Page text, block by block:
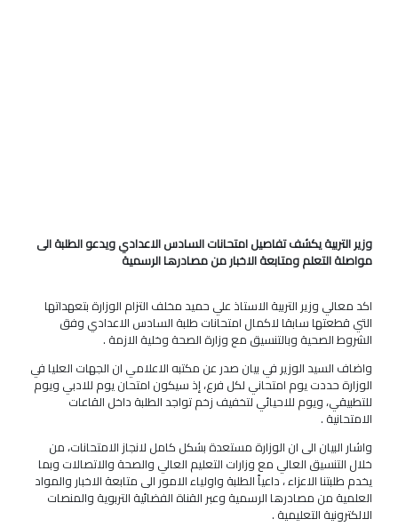
وزير التربية يكشف تفاصيل امتحانات السادس الاعدادي ويدعو الطلبة الى
مواصلة التعلم ومتابعة الاخبار من مصادرها الرسمية
اكد معالي وزير التربية الاستاذ علي حميد مخلف التزام الوزارة بتعهداتها
التي قطعتها سابقا لاكمال امتحانات طلبة السادس الاعدادي وفق
الشروط الصحية وبالتنسيق مع وزارة الصحة وخلية الازمة .
واضاف السيد الوزير في بيان صدر عن مكتبه الاعلامي ان الجهات العليا في
الوزارة حددت يوم امتحاني لكل فرع، إذ سيكون امتحان يوم للادبي ويوم
للتطبيقي، ويوم للاحيائي لتخفيف زخم تواجد الطلبة داخل القاعات
الامتحانية .
واشار البيان الى ان الوزارة مستعدة بشكل كامل لانجاز الامتحانات، من
خلال التنسيق العالي مع وزارات التعليم العالي والصحة والاتصالات وبما
يخدم طلبتنا الاعزاء ، داعياً الطلبة واولياء الامور الى متابعة الاخبار والمواد
العلمية من مصادرها الرسمية وعبر القناة الفضائية التربوية والمنصات
الالكترونية التعليمية .